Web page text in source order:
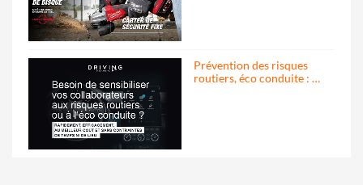
Prévention des risques
routiers, éco conduite : …